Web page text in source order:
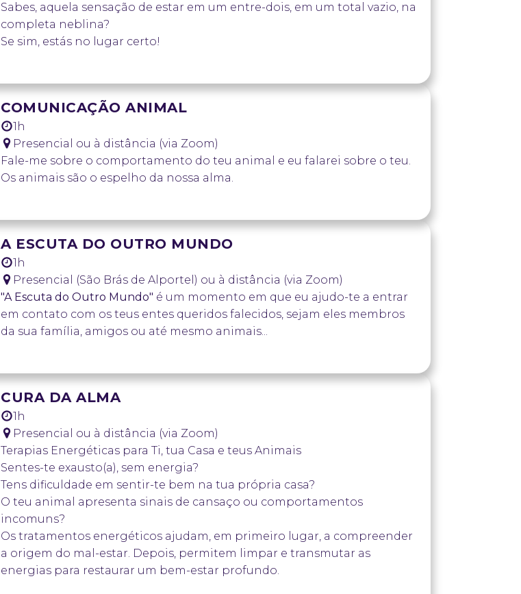
Sabes, aquela sensação de estar em um entre-dois, em um total vazio, na
completa neblina?
Se sim, estás no lugar certo!
Canalização (escrita intuitiva);
Laços transgeracionais;
Exploração de vidas passadas;
Escrita automática (mensagem dos seus guias ou entes queridos
falecidos);
Orientação com oráculos.
COMUNICAÇÃO ANIMAL
1h
Presencial ou à distância (via Zoom)
Fale-me sobre o comportamento do teu animal e eu falarei sobre o teu.
Os animais são o espelho da nossa alma.
1h de restituição das mensagens do teu animal.
AGENDAR SESSÃO
A ESCUTA DO OUTRO MUNDO
1h
Presencial (São Brás de Alportel) ou à distância (via Zoom)
"A Escuta do Outro Mundo" é um momento em que eu ajudo-te a entrar
em contato com os teus entes queridos falecidos, sejam eles membros
da sua família, amigos ou até mesmo animais...
1h de restituição das mensagens do teu animal ou entes queridos ou
guias.
AGENDAR SESSÃO
CURA DA ALMA
1h
Presencial ou à distância (via Zoom)
Terapias Energéticas para Ti, tua Casa e teus Animais
Sentes-te exausto(a), sem energia?
Tens dificuldade em sentir-te bem na tua própria casa?
O teu animal apresenta sinais de cansaço ou comportamentos
incomuns?
Os tratamentos energéticos ajudam, em primeiro lugar, a compreender
a origem do mal-estar. Depois, permitem limpar e transmutar as
energias para restaurar um bem-estar profundo.